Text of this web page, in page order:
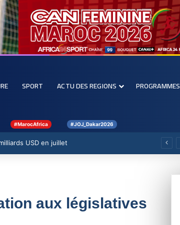
SPORT ACTU DES REGIONS PROGRAMMES
#MarocAfrica #JOJ_Dakar2026
USD en juillet
aux législatives